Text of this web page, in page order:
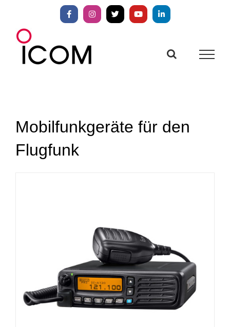
springen
FacebookInstagram
X YouTubeLinkedIn
Mobilfunkgeräte für den
Flugfunk